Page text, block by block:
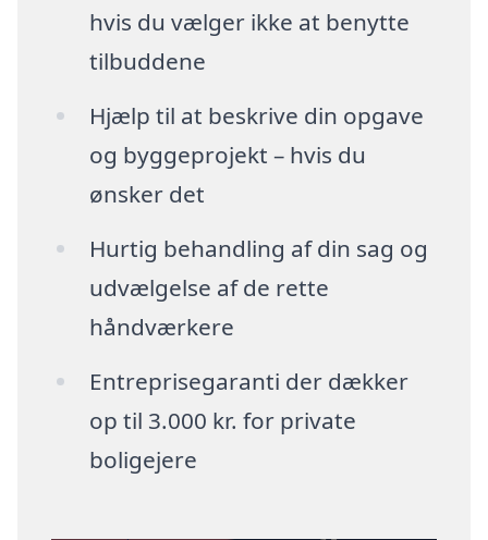
hvis du vælger ikke at benytte
tilbuddene
Hjælp til at beskrive din opgave
og byggeprojekt – hvis du
ønsker det
Hurtig behandling af din sag og
udvælgelse af de rette
håndværkere
Entreprisegaranti der dækker
op til 3.000 kr. for private
boligejere